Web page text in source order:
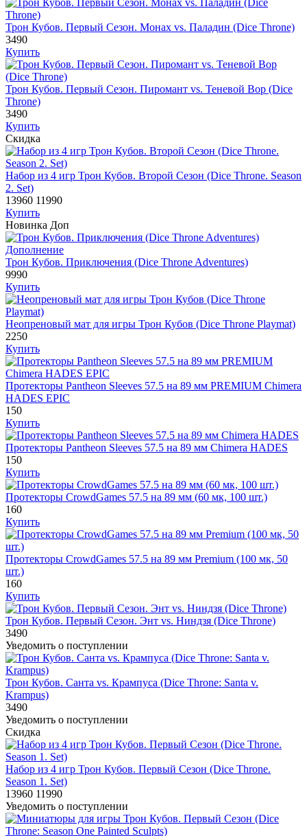
Трон Кубов. Первый Сезон. Монах vs. Паладин (Dice Throne)
3490
Купить
Трон Кубов. Первый Сезон. Пиромант vs. Теневой Вор (Dice
Throne)
3490
Купить
Скидка
Набор из 4 игр Трон Кубов. Второй Сезон (Dice Throne. Season
2. Set)
13960 11990
Купить
Новинка Доп
Дополнение
Трон Кубов. Приключения (Dice Throne Adventures)
9990
Купить
Неопреновый мат для игры Трон Кубов (Dice Throne Playmat)
2250
Купить
Протекторы Pantheon Sleeves 57.5 на 89 мм PREMIUM Chimera
HADES EPIC
150
Купить
Протекторы Pantheon Sleeves 57.5 на 89 мм Chimera HADES
150
Купить
Протекторы CrowdGames 57.5 на 89 мм (60 мк, 100 шт.)
160
Купить
Протекторы CrowdGames 57.5 на 89 мм Premium (100 мк, 50
шт.)
160
Купить
Трон Кубов. Первый Сезон. Энт vs. Ниндзя (Dice Throne)
3490
Уведомить о поступлении
Трон Кубов. Санта vs. Крампуса (Dice Throne: Santa v.
Krampus)
3490
Уведомить о поступлении
Скидка
Набор из 4 игр Трон Кубов. Первый Сезон (Dice Throne.
Season 1. Set)
13960 11990
Уведомить о поступлении